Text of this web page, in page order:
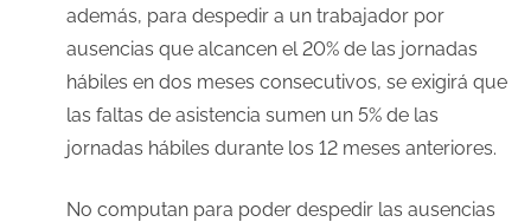
además, para despedir a un trabajador por
ausencias que alcancen el 20% de las jornadas
hábiles en dos meses consecutivos, se exigirá que
las faltas de asistencia sumen un 5% de las
jornadas hábiles durante los 12 meses anteriores.
No computan para poder despedir las ausencias